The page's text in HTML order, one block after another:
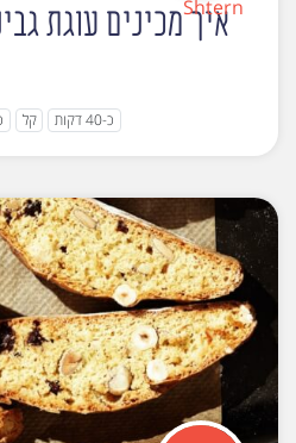
איך מכינים עוגת
כ-40 דקות קל